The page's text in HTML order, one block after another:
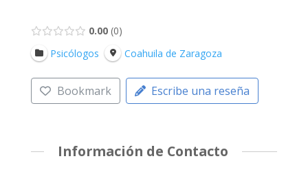
0.00 0
Psicólogos
Coahuila de Zaragoza
Bookmark Escribe una reseña
Información de Contacto